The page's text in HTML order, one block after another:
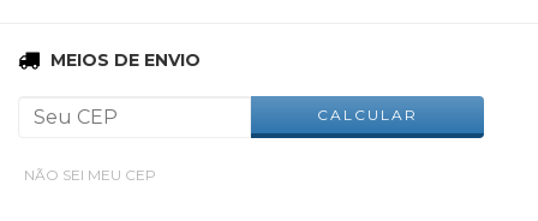
MEIOS DE ENVIO
CALCULAR
NÃO SEI MEU CEP